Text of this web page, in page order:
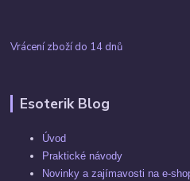
Vrácení zboží do 14 dnů
Esoterik Blog
Úvod
Praktické návody
Novinky a zajímavosti na e-